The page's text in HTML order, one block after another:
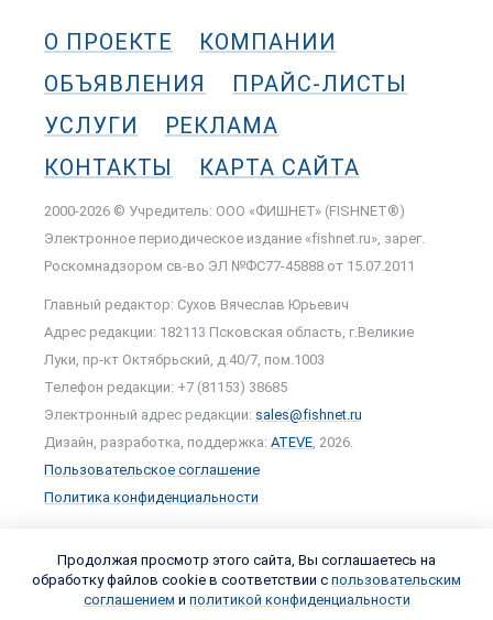
О ПРОЕКТЕ
КОМПАНИИ
ОБЪЯВЛЕНИЯ
ПРАЙС-ЛИСТЫ
УСЛУГИ
РЕКЛАМА
КОНТАКТЫ
КАРТА САЙТА
2000-2026 © Учредитель: ООО «ФИШНЕТ» (FISHNET®)
Электронное периодическое издание «fishnet.ru», зарег.
Роскомнадзором cв-во ЭЛ №ФС77-45888 от 15.07.2011
Главный редактор: Сухов Вячеслав Юрьевич
Адрес редакции: 182113 Псковская область, г.Великие
Луки, пр-кт Октябрьский, д.40/7, пом.1003
Телефон редакции: +7 (81153) 38685
Электронный адрес редакции: sales@fishnet.ru
Дизайн, разработка, поддержка: ATEVE , 2026.
Пользовательское соглашение
Политика конфиденциальности
Продолжая просмотр этого сайта, Вы соглашаетесь на
обработку файлов cookie в соответствии с пользовательским
соглашением и политикой конфиденциальности